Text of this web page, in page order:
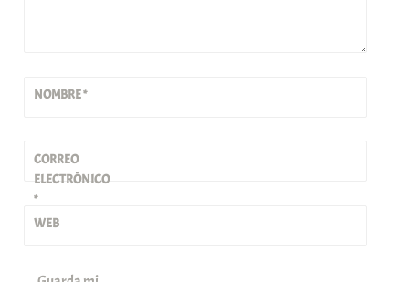
NOMBRE*
CORREO
ELECTRÓNICO
*
WEB